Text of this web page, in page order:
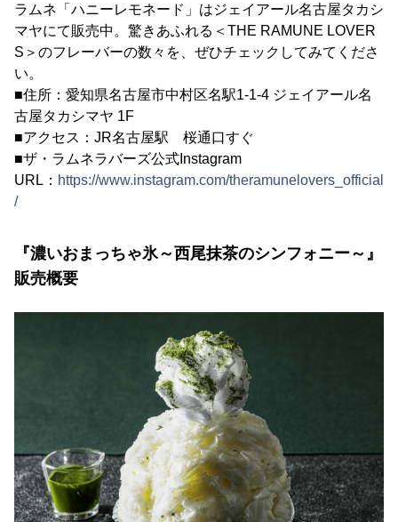
ラムネ「ハニーレモネード」はジェイアール名古屋タカシ
マヤにて販売中。驚きあふれる＜THE RAMUNE LOVER
S＞のフレーバーの数々を、ぜひチェックしてみてくださ
い。
■住所：愛知県名古屋市中村区名駅1-1-4 ジェイアール名
古屋タカシマヤ 1F
■アクセス：JR名古屋駅 桜通口すぐ
■ザ・ラムネラバーズ公式Instagram
URL： https://www.instagram.com/theramunelovers_official
/
『濃いおまっちゃ氷～西尾抹茶のシンフォニー～』
販売概要